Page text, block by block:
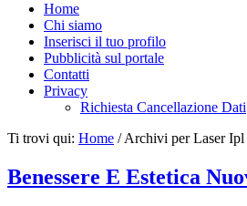
Home
Chi siamo
Inserisci il tuo profilo
Pubblicità sul portale
Contatti
Privacy
Richiesta Cancellazione Dati
Ti trovi qui: Home /Archivi per Laser Ipl
Benessere E Estetica